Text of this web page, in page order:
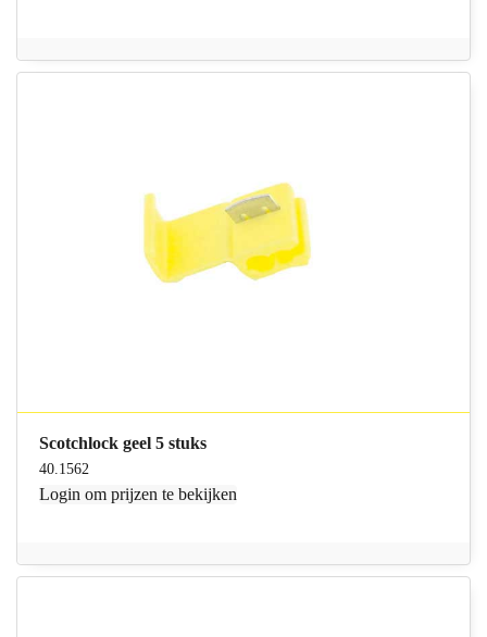
Scotchlock geel 5 stuks
40.1562
Login om prijzen te bekijken